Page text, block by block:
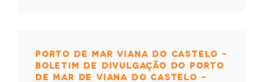
PORTO DE MAR VIANA DO CASTELO –
BOLETIM DE DIVULGAÇÃO DO PORTO
DE MAR DE VIANA DO CASTELO –